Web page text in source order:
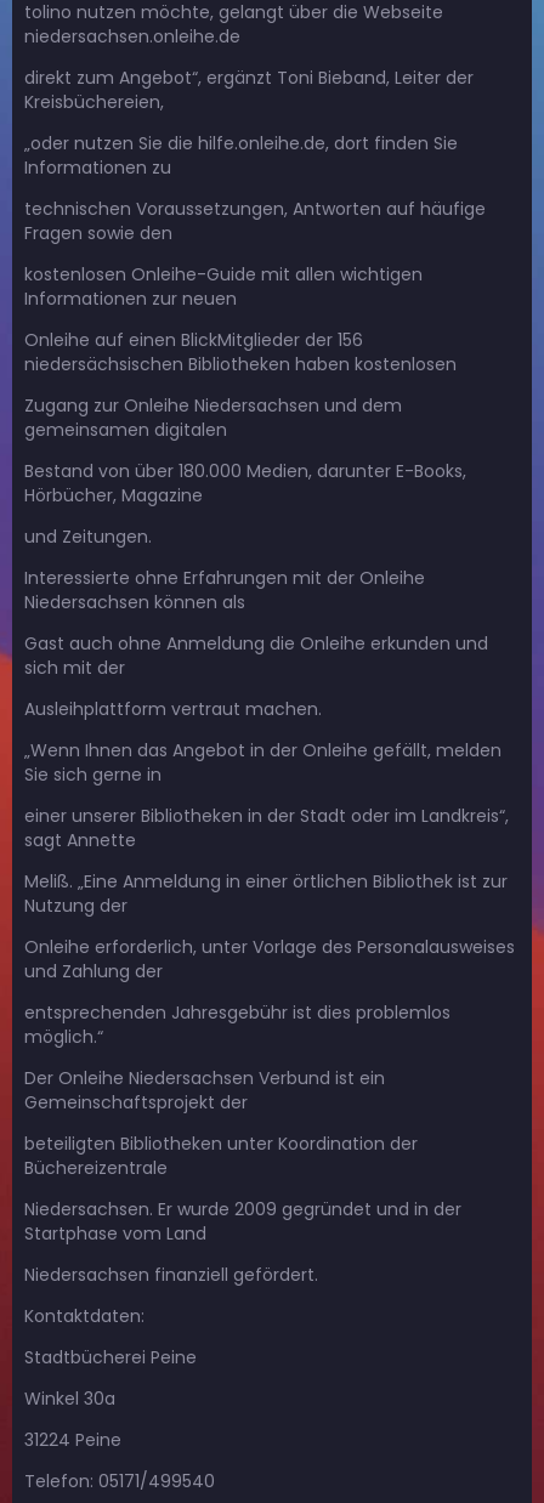
tolino nutzen möchte, gelangt über die Webseite
niedersachsen.onleihe.de
direkt zum Angebot“, ergänzt Toni Bieband, Leiter der
Kreisbüchereien,
„oder nutzen Sie die hilfe.onleihe.de, dort finden Sie
Informationen zu
technischen Voraussetzungen, Antworten auf häufige
Fragen sowie den
kostenlosen Onleihe-Guide mit allen wichtigen
Informationen zur neuen
Onleihe auf einen BlickMitglieder der 156
niedersächsischen Bibliotheken haben kostenlosen
Zugang zur Onleihe Niedersachsen und dem
gemeinsamen digitalen
Bestand von über 180.000 Medien, darunter E-Books,
Hörbücher, Magazine
und Zeitungen.
Interessierte ohne Erfahrungen mit der Onleihe
Niedersachsen können als
Gast auch ohne Anmeldung die Onleihe erkunden und
sich mit der
Ausleihplattform vertraut machen.
„Wenn Ihnen das Angebot in der Onleihe gefällt, melden
Sie sich gerne in
einer unserer Bibliotheken in der Stadt oder im Landkreis“,
sagt Annette
Meliß. „Eine Anmeldung in einer örtlichen Bibliothek ist zur
Nutzung der
Onleihe erforderlich, unter Vorlage des Personalausweises
und Zahlung der
entsprechenden Jahresgebühr ist dies problemlos
möglich.“
Der Onleihe Niedersachsen Verbund ist ein
Gemeinschaftsprojekt der
beteiligten Bibliotheken unter Koordination der
Büchereizentrale
Niedersachsen. Er wurde 2009 gegründet und in der
Startphase vom Land
Niedersachsen finanziell gefördert.
Kontaktdaten:
Stadtbücherei Peine
Winkel 30a
31224 Peine
Telefon: 05171/499540